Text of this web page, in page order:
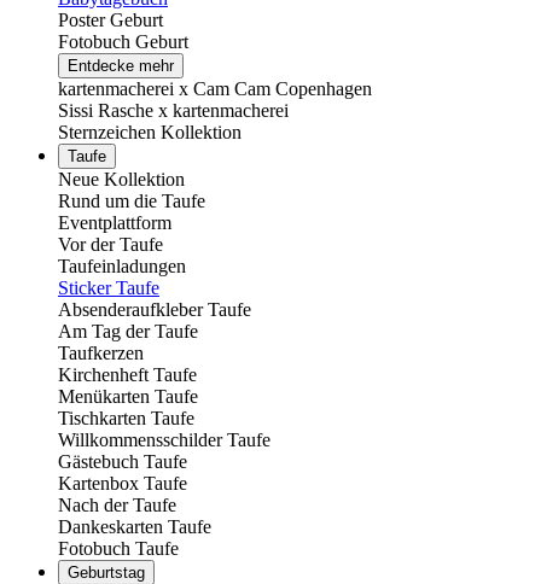
Poster Geburt
Fotobuch Geburt
Entdecke mehr
kartenmacherei x Cam Cam Copenhagen
Sissi Rasche x kartenmacherei
Sternzeichen Kollektion
Taufe
Neue Kollektion
Rund um die Taufe
Eventplattform
Vor der Taufe
Taufeinladungen
Sticker Taufe
Absenderaufkleber Taufe
Am Tag der Taufe
Taufkerzen
Kirchenheft Taufe
Menükarten Taufe
Tischkarten Taufe
Willkommensschilder Taufe
Gästebuch Taufe
Kartenbox Taufe
Nach der Taufe
Dankeskarten Taufe
Fotobuch Taufe
Geburtstag